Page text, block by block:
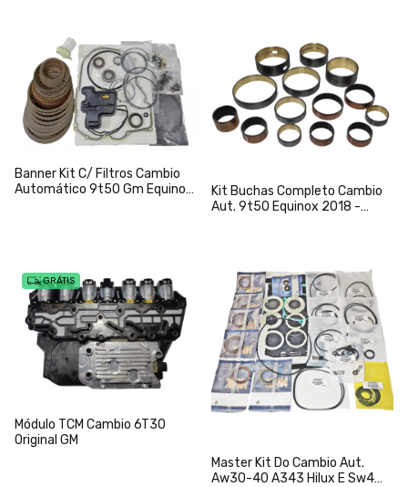
Banner Kit C/ Filtros Cambio
Automático 9t50 Gm Equinox
Kit Buchas Completo Cambio
Aut. 9t50 Equinox 2018 -
GRÁTIS
Módulo TCM Cambio 6T30
Original GM
Master Kit Do Cambio Aut.
Aw30-40 A343 Hilux E Sw4